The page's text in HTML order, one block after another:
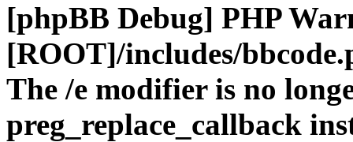
[phpBB Debug] PHP
[ROOT]/includes/
The /e modifier is no
preg_replace_callback